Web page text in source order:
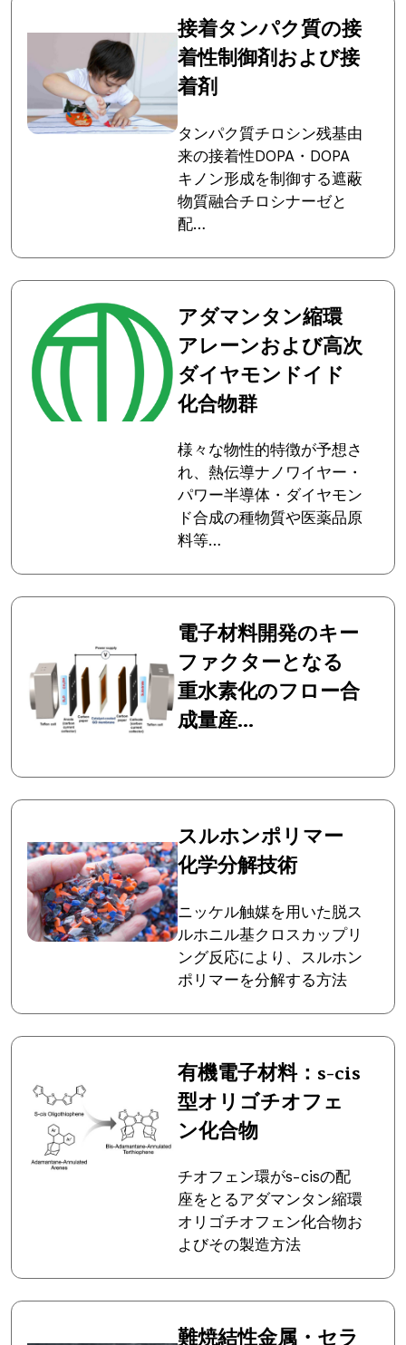
接着タンパク質の接
着性制御剤および接
着剤
タンパク質チロシン残基由
来の接着性DOPA・DOPA
キノン形成を制御する遮蔽
物質融合チロシナーゼと
配…
アダマンタン縮環
アレーンおよび高次
ダイヤモンドイド
化合物群
様々な物性的特徴が予想さ
れ、熱伝導ナノワイヤー・
パワー半導体・ダイヤモン
ド合成の種物質や医薬品原
料等…
電子材料開発のキー
ファクターとなる
重水素化のフロー合
成量産...
スルホンポリマー
化学分解技術
ニッケル触媒を用いた脱ス
ルホニル基クロスカップリ
ング反応により、スルホン
ポリマーを分解する方法
有機電子材料：s-cis
型オリゴチオフェ
ン化合物
チオフェン環がs-cisの配
座をとるアダマンタン縮環
オリゴチオフェン化合物お
よびその製造方法
難焼結性金属・セラ